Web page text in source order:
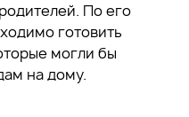
По его
готовить
могли бы
на дому.